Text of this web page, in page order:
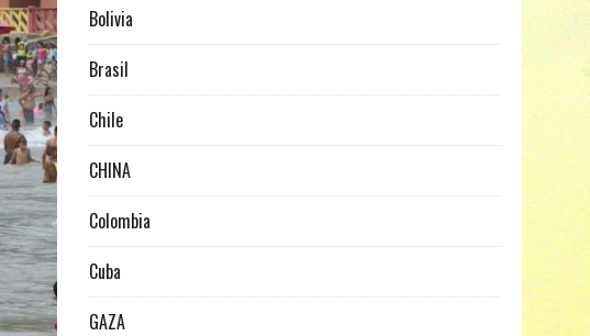
Bolivia
Brasil
Chile
CHINA
Colombia
Cuba
GAZA